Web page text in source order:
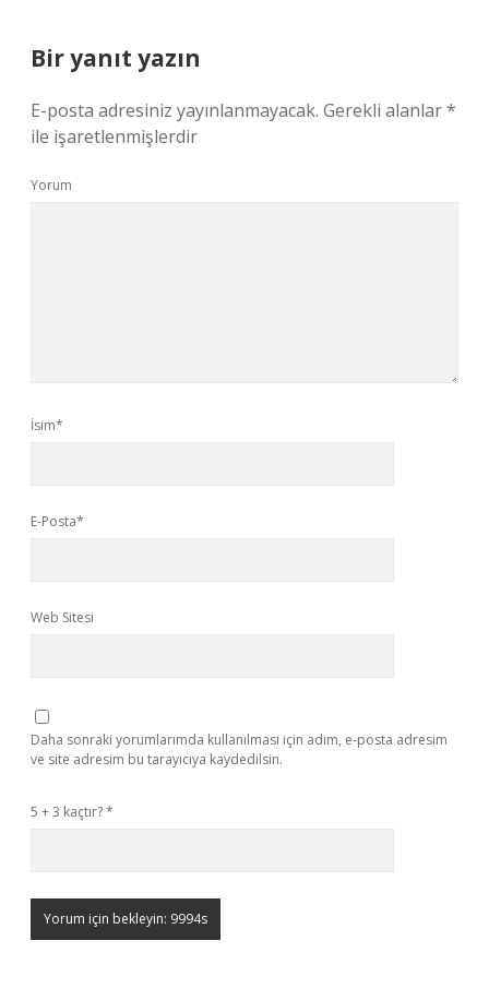
Bir yanıt yazın
E-posta adresiniz yayınlanmayacak. Gerekli alanlar*
ile işaretlenmişlerdir
Yorum
İsim*
E-Posta*
Web Sitesi
Daha sonraki yorumlarımda kullanılması için adım, e-posta adresim
ve site adresim bu tarayıcıya kaydedilsin.
5 + 3 kaçtır?*